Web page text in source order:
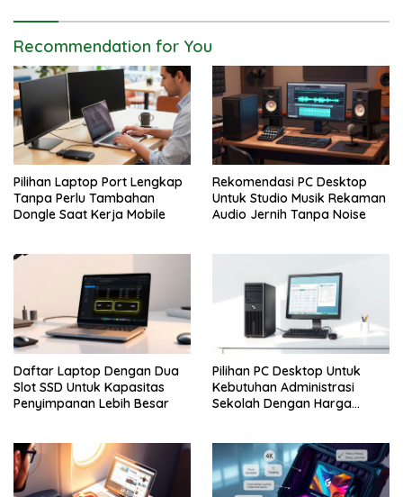
Recommendation for You
Pilihan Laptop Port Lengkap
Tanpa Perlu Tambahan
Dongle Saat Kerja Mobile
Rekomendasi PC Desktop
Untuk Studio Musik Rekaman
Audio Jernih Tanpa Noise
Daftar Laptop Dengan Dua
Slot SSD Untuk Kapasitas
Penyimpanan Lebih Besar
Pilihan PC Desktop Untuk
Kebutuhan Administrasi
Sekolah Dengan Harga